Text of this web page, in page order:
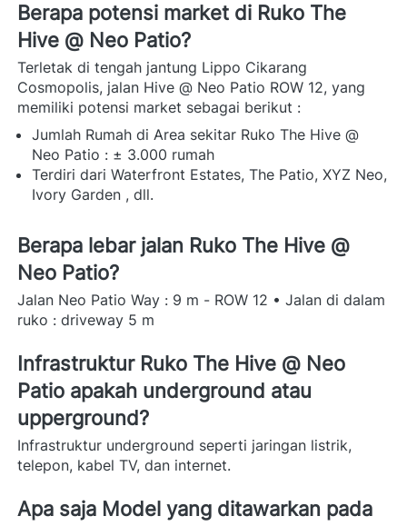
Berapa potensi market di Ruko The
Hive @ Neo Patio?
Terletak di tengah jantung Lippo Cikarang
Cosmopolis, jalan Hive @ Neo Patio ROW 12, yang
memiliki potensi market sebagai berikut :
Jumlah Rumah di Area sekitar Ruko The Hive @
Neo Patio : ± 3.000 rumah
Terdiri dari Waterfront Estates, The Patio, XYZ Neo,
Ivory Garden , dll.
Berapa lebar jalan Ruko The Hive @
Neo Patio?
Jalan Neo Patio Way : 9 m - ROW 12 • Jalan di dalam
ruko : driveway 5 m
Infrastruktur Ruko The Hive @ Neo
Patio apakah underground atau
upperground?
Infrastruktur underground seperti jaringan listrik,
telepon, kabel TV, dan internet.
Apa saja Model yang ditawarkan pada